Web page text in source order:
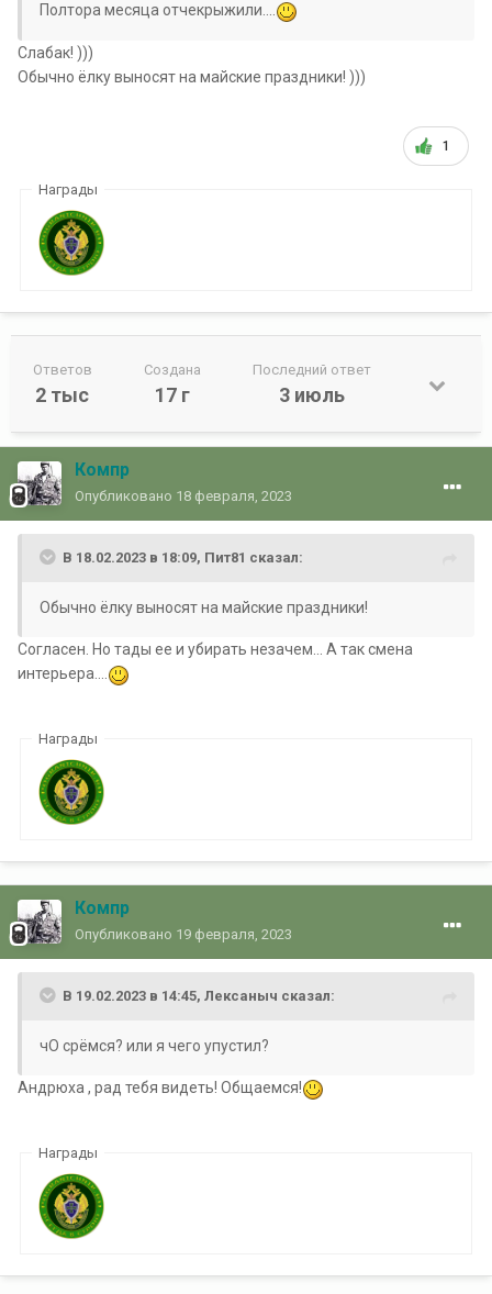
Полтора месяца отчекрыжили....
Слабак! )))
Обычно ёлку выносят на майские праздники! )))
1
Награды
Ответов
2 тыс
Создана
17 г
Последний ответ
3 июль
Компр
Опубликовано 18 февраля, 2023
В 18.02.2023 в 18:09, Пит81 сказал:
Обычно ёлку выносят на майские праздники!
Согласен. Но тады ее и убирать незачем... А так смена
интерьера....
Награды
Компр
Опубликовано 19 февраля, 2023
В 19.02.2023 в 14:45, Лексаныч сказал:
чО срёмся? или я чего упустил?
Андрюха , рад тебя видеть! Общаемся!
Награды